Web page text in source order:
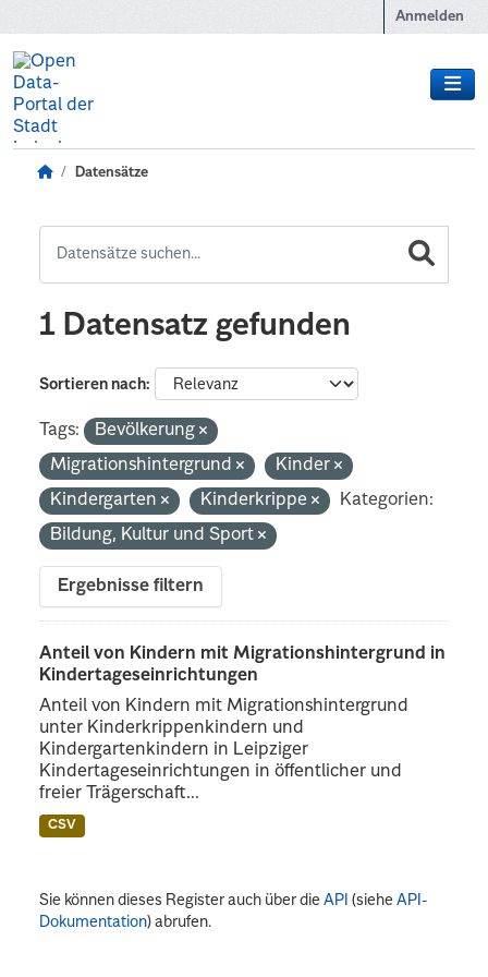
Anmelden
Datensätze
1 Datensatz gefunden
Sortieren nach
Tags:
Bevölkerung
Migrationshintergrund
Kinder
Kindergarten
Kinderkrippe
Kategorien:
Bildung, Kultur und Sport
Ergebnisse filtern
Anteil von Kindern mit Migrationshintergrund in
Kindertageseinrichtungen
Anteil von Kindern mit Migrationshintergrund
unter Kinderkrippenkindern und
Kindergartenkindern in Leipziger
Kindertageseinrichtungen in öffentlicher und
freier Trägerschaft...
CSV
Sie können dieses Register auch über dieAPI (sieheAPI-
Dokumentation) abrufen.